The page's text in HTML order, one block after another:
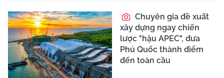
Chuyên gia đề xuất
xây dựng ngay chiến
lược "hậu APEC", đưa
Phú Quốc thành điểm
đến toàn cầu